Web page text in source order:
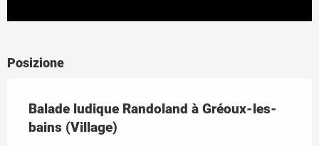
Posizione
Balade ludique Randoland à Gréoux-les-
bains (Village)